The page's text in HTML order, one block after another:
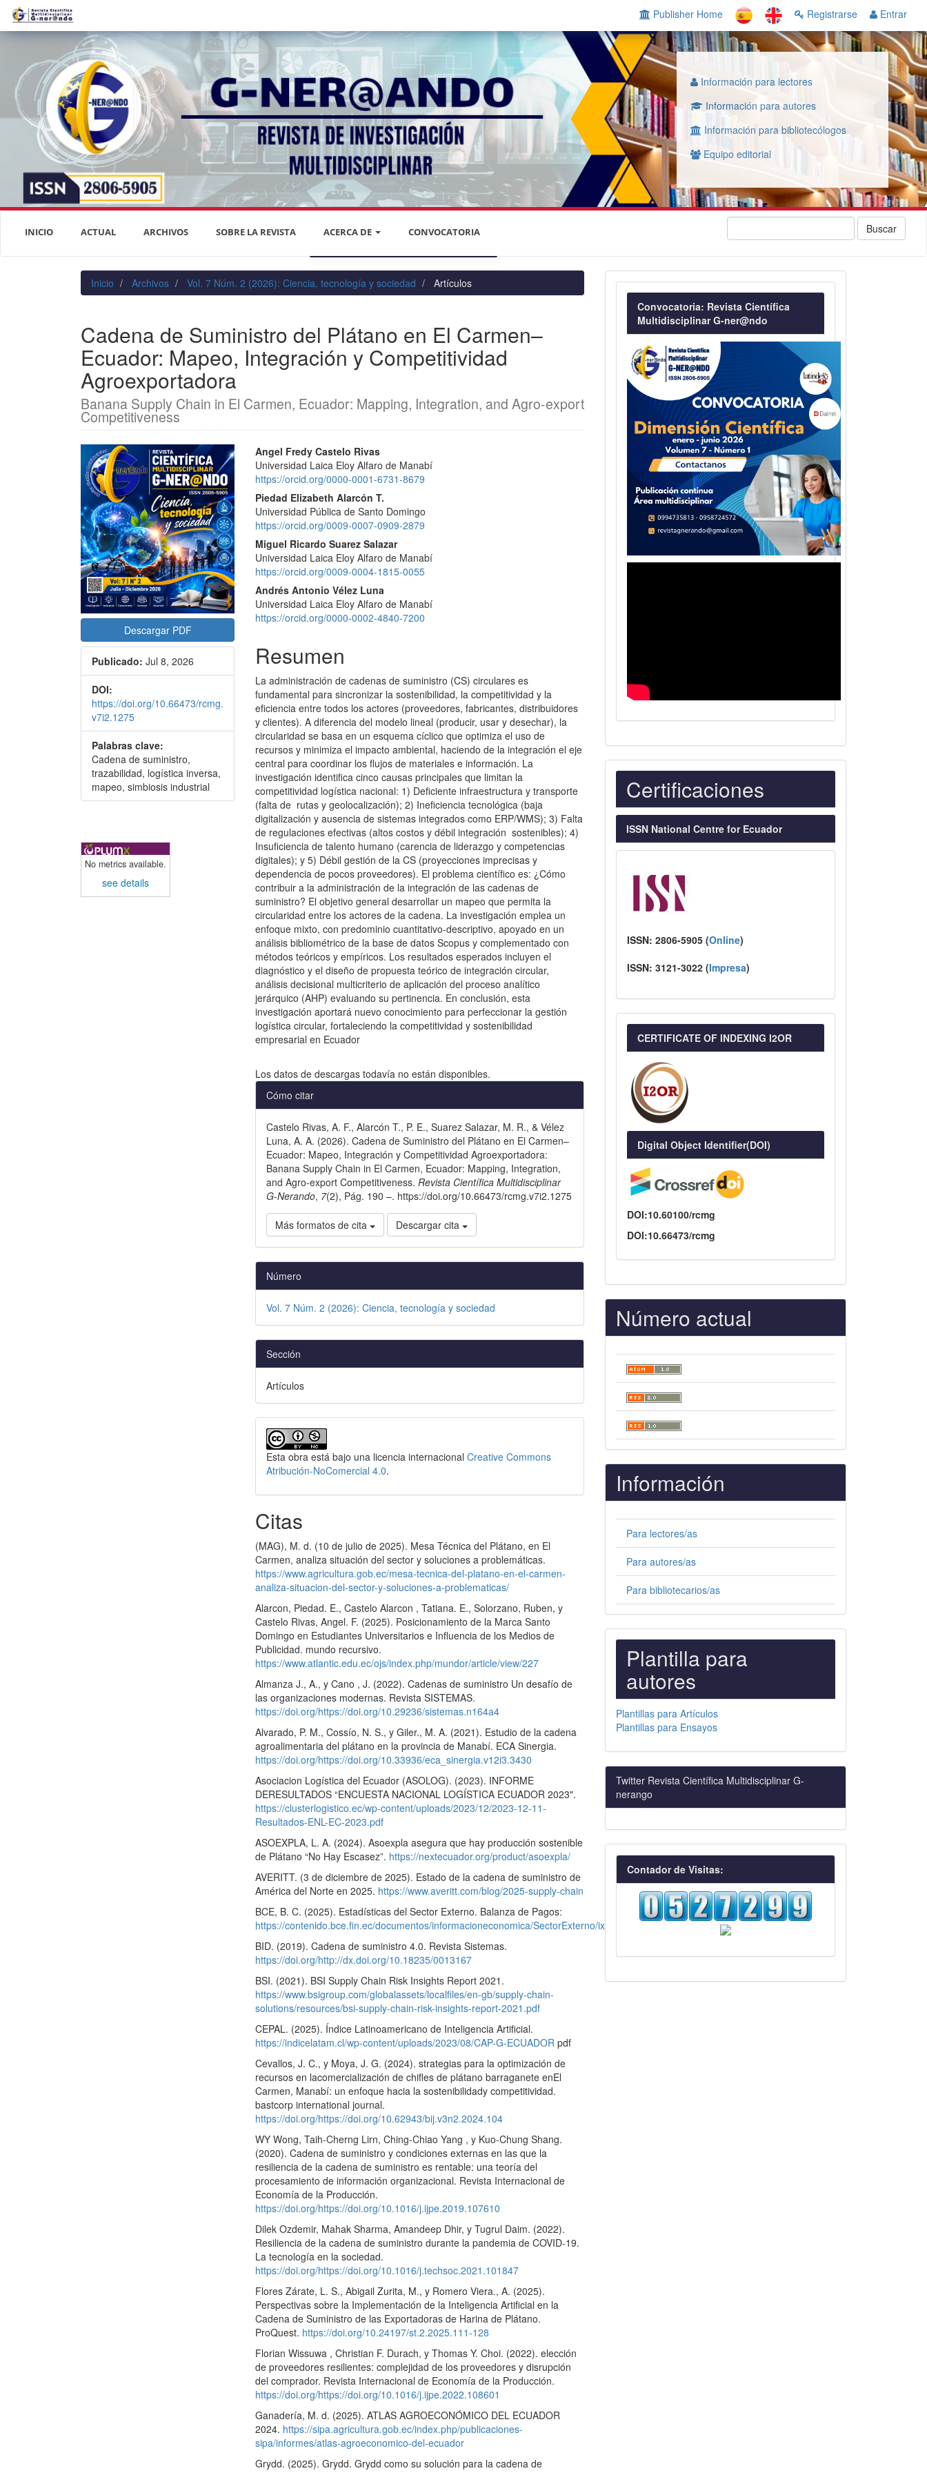
Navegación
principal
Contenido
Barra
lateral
Publisher Home Registrarse Entrar
Información para lectores
Información para autores
Información para bibliotecólogos
Equipo editorial
INICIO ACTUAL ARCHIVOS SOBRE LA REVISTA ACERCA DE
DECLARACIÓN DE PRIVACIDAD
EQUIPO EDITORIAL
¿CÓMO REGISTRARSE?
CONTACTO
ENVÍOS
REGISTRARSE
ENTRAR
CONVOCATORIA Buscar
Inicio Archivos Vol. 7 Núm. 2 (2026): Ciencia, tecnología y sociedad Artículos
Cadena de Suministro del Plátano en El Carmen–
Ecuador: Mapeo, Integración y Competitividad
Agroexportadora
Banana Supply Chain in El Carmen, Ecuador: Mapping, Integration, and Agro-export
Competitiveness
Barra
lateral
del
artículo
Descargar PDF
Publicado: Jul 8, 2026
DOI:
https://doi.org/10.66473/rcmg.
v7i2.1275
Palabras clave:
Cadena de suministro,
trazabilidad, logística inversa,
mapeo, simbiosis industrial
No metrics available.
see details
Contenido
principal
del
artículo
Angel Fredy Castelo Rivas
Universidad Laica Eloy Alfaro de Manabí
https://orcid.org/0000-0001-6731-8679
Piedad Elizabeth Alarcón T.
Universidad Pública de Santo Domingo
https://orcid.org/0009-0007-0909-2879
Miguel Ricardo Suarez Salazar
Universidad Laica Eloy Alfaro de Manabí
https://orcid.org/0009-0004-1815-0055
Andrés Antonio Vélez Luna
Universidad Laica Eloy Alfaro de Manabí
https://orcid.org/0000-0002-4840-7200
Resumen
La administración de cadenas de suministro (CS) circulares es
fundamental para sincronizar la sostenibilidad, la competitividad y la
eficiencia entre todos los actores (proveedores, fabricantes, distribuidores
y clientes). A diferencia del modelo lineal (producir, usar y desechar), la
circularidad se basa en un esquema cíclico que optimiza el uso de
recursos y minimiza el impacto ambiental, haciendo de la integración el eje
central para coordinar los flujos de materiales e información. La
investigación identifica cinco causas principales que limitan la
competitividad logística nacional: 1) Deficiente infraestructura y transporte
(falta de rutas y geolocalización); 2) Ineficiencia tecnológica (baja
digitalización y ausencia de sistemas integrados como ERP/WMS); 3) Falta
de regulaciones efectivas (altos costos y débil integración sostenibles); 4)
Insuficiencia de talento humano (carencia de liderazgo y competencias
digitales); y 5) Débil gestión de la CS (proyecciones imprecisas y
dependencia de pocos proveedores). El problema científico es: ¿Cómo
contribuir a la administración de la integración de las cadenas de
suministro? El objetivo general desarrollar un mapeo que permita la
circularidad entre los actores de la cadena. La investigación emplea un
enfoque mixto, con predominio cuantitativo-descriptivo, apoyado en un
análisis bibliométrico de la base de datos Scopus y complementado con
métodos teóricos y empíricos. Los resultados esperados incluyen el
diagnóstico y el diseño de propuesta teórico de integración circular,
análisis decisional multicriterio de aplicación del proceso analítico
jerárquico (AHP) evaluando su pertinencia. En conclusión, esta
investigación aportará nuevo conocimiento para perfeccionar la gestión
logística circular, fortaleciendo la competitividad y sostenibilidad
empresarial en Ecuador
Los datos de descargas todavía no están disponibles.
Detalles
del
artículo
Cómo citar
Castelo Rivas, A. F., Alarcón T., P. E., Suarez Salazar, M. R., & Vélez
Luna, A. A. (2026). Cadena de Suministro del Plátano en El Carmen–
Ecuador: Mapeo, Integración y Competitividad Agroexportadora:
Banana Supply Chain in El Carmen, Ecuador: Mapping, Integration,
and Agro-export Competitiveness.Revista Científica Multidisciplinar
G-Nerando, 7(2), Pág. 190 –. https://doi.org/10.66473/rcmg.v7i2.1275
Más formatos de cita Descargar cita
Número
Vol. 7 Núm. 2 (2026): Ciencia, tecnología y sociedad
Sección
Artículos
Esta obra está bajo una licencia internacionalCreative Commons
Atribución-NoComercial 4.0.
Citas
(MAG), M. d. (10 de julio de 2025). Mesa Técnica del Plátano, en El
Carmen, analiza situación del sector y soluciones a problemáticas.
https://www.agricultura.gob.ec/mesa-tecnica-del-platano-en-el-carmen-
analiza-situacion-del-sector-y-soluciones-a-problematicas/
Alarcon, Piedad. E., Castelo Alarcon , Tatiana. E., Solorzano, Ruben, y
Castelo Rivas, Angel. F. (2025). Posicionamiento de la Marca Santo
Domingo en Estudiantes Universitarios e Influencia de los Medios de
Publicidad. mundo recursivo.
https://www.atlantic.edu.ec/ojs/index.php/mundor/article/view/227
Almanza J., A., y Cano , J. (2022). Cadenas de suministro Un desafío de
las organizaciones modernas. Revista SISTEMAS.
https://doi.org/https://doi.org/10.29236/sistemas.n164a4
Alvarado, P. M., Cossío, N. S., y Giler., M. A. (2021). Estudio de la cadena
agroalimentaria del plátano en la provincia de Manabí. ECA Sinergia.
https://doi.org/https://doi.org/10.33936/eca_sinergia.v12i3.3430
Asociacion Logística del Ecuador (ASOLOG). (2023). INFORME
DERESULTADOS “ENCUESTA NACIONAL LOGÍSTICA ECUADOR 2023".
https://clusterlogistico.ec/wp-content/uploads/2023/12/2023-12-11-
Resultados-ENL-EC-2023.pdf
ASOEXPLA, L. A. (2024). Asoexpla asegura que hay producción sostenible
de Plátano “No Hay Escasez”. https://nextecuador.org/product/asoexpla/
AVERITT. (3 de diciembre de 2025). Estado de la cadena de suministro de
América del Norte en 2025. https://www.averitt.com/blog/2025-supply-chain
BCE, B. C. (2025). Estadísticas del Sector Externo. Balanza de Pagos:
https://contenido.bce.fin.ec/documentos/informacioneconomica/SectorExterno/ix_BalanzaPagos.html
BID. (2019). Cadena de suministro 4.0. Revista Sistemas.
https://doi.org/http://dx.doi.org/10.18235/0013167
BSI. (2021). BSI Supply Chain Risk Insights Report 2021.
https://www.bsigroup.com/globalassets/localfiles/en-gb/supply-chain-
solutions/resources/bsi-supply-chain-risk-insights-report-2021.pdf
CEPAL. (2025). Índice Latinoamericano de Inteligencia Artificial.
https://indicelatam.cl/wp-content/uploads/2023/08/CAP-G-ECUADOR pdf
Cevallos, J. C., y Moya, J. G. (2024). strategias para la optimización de
recursos en lacomercialización de chifles de plátano barraganete enEl
Carmen, Manabí: un enfoque hacia la sostenibilidady competitividad.
bastcorp international journal.
https://doi.org/https://doi.org/10.62943/bij.v3n2.2024.104
WY Wong, Taih-Cherng Lirn, Ching-Chiao Yang , y Kuo-Chung Shang.
(2020). Cadena de suministro y condiciones externas en las que la
resiliencia de la cadena de suministro es rentable: una teoría del
procesamiento de información organizacional. Revista Internacional de
Economía de la Producción.
https://doi.org/https://doi.org/10.1016/j.ijpe.2019.107610
Dilek Ozdemir, Mahak Sharma, Amandeep Dhir, y Tugrul Daim. (2022).
Resiliencia de la cadena de suministro durante la pandemia de COVID-19.
La tecnología en la sociedad.
https://doi.org/https://doi.org/10.1016/j.techsoc.2021.101847
Flores Zárate, L. S., Abigail Zurita, M., y Romero Viera., A. (2025).
Perspectivas sobre la Implementación de la Inteligencia Artificial en la
Cadena de Suministro de las Exportadoras de Harina de Plátano.
ProQuest. https://doi.org/10.24197/st.2.2025.111-128
Florian Wissuwa , Christian F. Durach, y Thomas Y. Choi. (2022). elección
de proveedores resilientes: complejidad de los proveedores y disrupción
del comprador. Revista Internacional de Economía de la Producción.
https://doi.org/https://doi.org/10.1016/j.ijpe.2022.108601
Ganadería, M. d. (2025). ATLAS AGROECONÓMICO DEL ECUADOR
2024. https://sipa.agricultura.gob.ec/index.php/publicaciones-
sipa/informes/atlas-agroeconomico-del-ecuador
Grydd. (2025). Grydd. Grydd como su solución para la cadena de
Convocatoria
Convocatoria: Revista Científica
Multidisciplinar G-ner@ndo
Indexaciones
Certificaciones
ISSN National Centre for Ecuador
ISSN: 2806-5905 (Online)
ISSN: 3121-3022 (Impresa)
CERTIFICATE OF INDEXING I2OR
Digital Object Identifier(DOI)
DOI:10.60100/rcmg
DOI:10.66473/rcmg
Número actual
Información
Para lectores/as
Para autores/as
Para bibliotecarios/as
PLANTILLAS
PARA
AUTORES
Plantilla para
autores
Plantillas para Artículos
Plantillas para Ensayos
Twitter Revista Científica Multidisciplinar G-
nerango
visitas
Contador de Visitas: